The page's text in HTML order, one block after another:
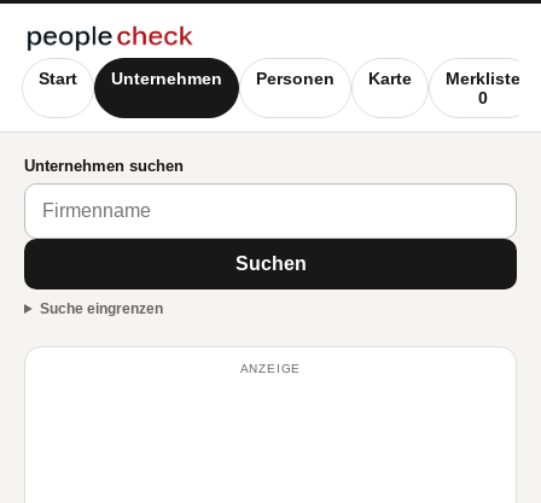
Start Unternehmen Personen Karte
Merkliste
0
Unternehmen suchen
Suchen
Suche eingrenzen
ANZEIGE